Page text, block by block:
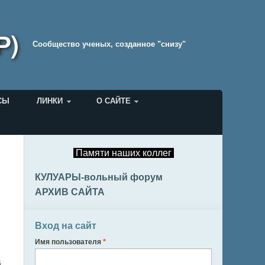
Cообщество ученых, созданное "снизу"
ЛИНКИ О САЙТЕ
Памяти наших коллег
КУЛУАРЫ-вольный форум
АРХИВ САЙТА
Вход на сайт
Имя пользователя *